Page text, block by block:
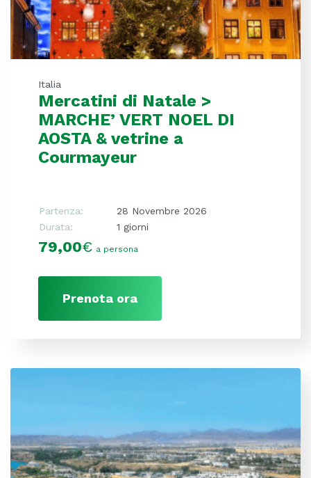
Italia
Mercatini di Natale >
MARCHE’ VERT NOEL DI
AOSTA & vetrine a
Courmayeur
Partenza:
28 Novembre 2026
Durata:
1 giorni
79,00€ a persona
Prenota ora